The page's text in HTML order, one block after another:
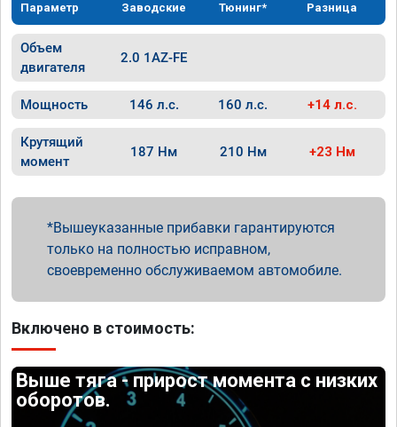
Параметр Заводские Тюнинг* Разница
Объем
двигателя
2.0 1AZ-FE
Мощность 146 л.с. 160 л.с. +14 л.с.
Крутящий
момент
187 Нм 210 Нм +23 Нм
Вышеуказанные прибавки гарантируются
только на полностью исправном,
своевременно обслуживаемом автомобиле.
Включено в стоимость:
Выше тяга - прирост момента с низких
оборотов.